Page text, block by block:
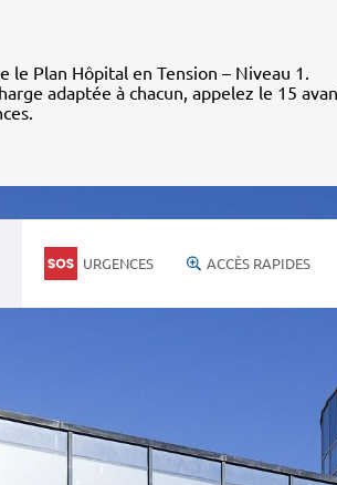
le Plan Hôpital en Tension – Niveau 1.
adaptée à chacun, appelez le 15
URGENCES ACCÈS RAPIDES